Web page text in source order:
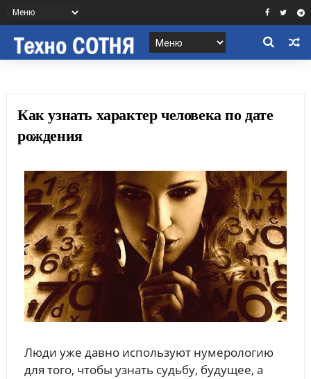
Как узнать характер человека по дате
рождения
Люди уже давно используют нумерологию
для того, чтобы узнать судьбу, будущее, а